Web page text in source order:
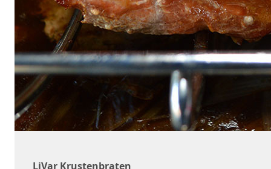
LiVar Krustenbraten